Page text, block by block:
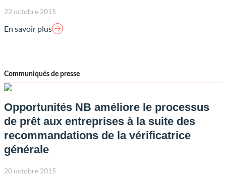
22 octobre 2015
En savoir plus
Communiqués de presse
Opportunités NB améliore le processus
de prêt aux entreprises à la suite des
recommandations de la vérificatrice
générale
20 octobre 2015